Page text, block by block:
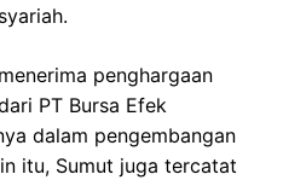
penghargaan
PT Bursa Efek
dalam pengembangan
itu, Sumut juga tercatat